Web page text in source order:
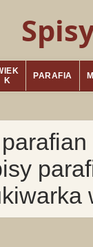
K
PARAFIA